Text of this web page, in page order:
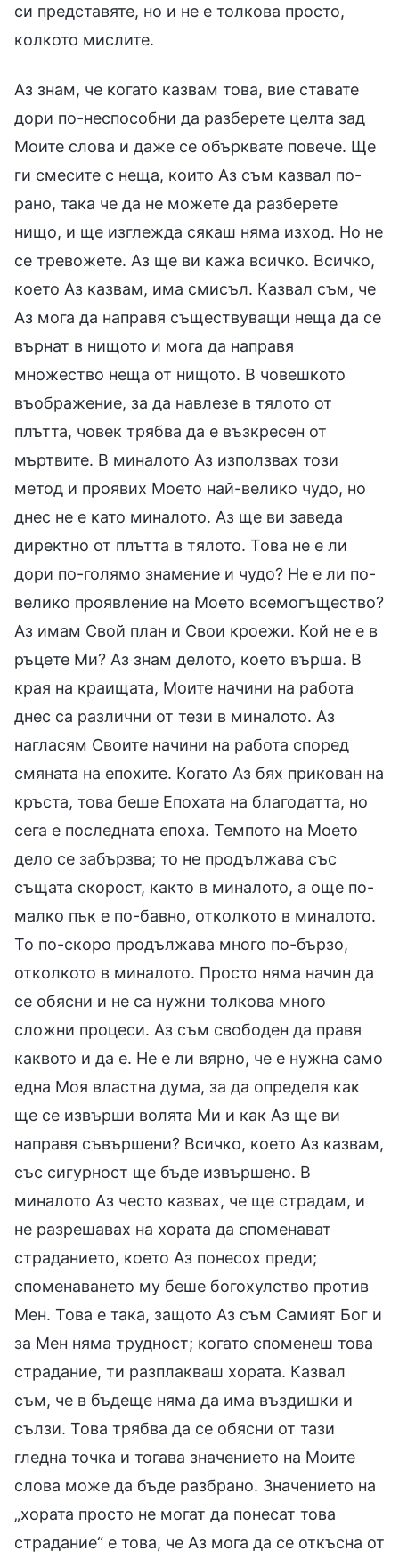
си представяте, но и не е толкова просто,
колкото мислите.
Аз знам, че когато казвам това, вие ставате
дори по-неспособни да разберете целта зад
Моите слова и даже се обърквате повече. Ще
ги смесите с неща, които Аз съм казвал по-
рано, така че да не можете да разберете
нищо, и ще изглежда сякаш няма изход. Но не
се тревожете. Аз ще ви кажа всичко. Всичко,
което Аз казвам, има смисъл. Казвал съм, че
Аз мога да направя съществуващи неща да се
върнат в нищото и мога да направя
множество неща от нищото. В човешкото
въображение, за да навлезе в тялото от
плътта, човек трябва да е възкресен от
мъртвите. В миналото Аз използвах този
метод и проявих Моето най-велико чудо, но
днес не е като миналото. Аз ще ви заведа
директно от плътта в тялото. Това не е ли
дори по-голямо знамение и чудо? Не е ли по-
велико проявление на Моето всемогъщество?
Аз имам Свой план и Свои кроежи. Кой не е в
ръцете Ми? Аз знам делото, което върша. В
края на краищата, Моите начини на работа
днес са различни от тези в миналото. Аз
нагласям Своите начини на работа според
смяната на епохите. Когато Аз бях прикован на
кръста, това беше Епохата на благодатта, но
сега е последната епоха. Темпото на Моето
дело се забързва; то не продължава със
същата скорост, както в миналото, а още по-
малко пък е по-бавно, отколкото в миналото.
То по-скоро продължава много по-бързо,
отколкото в миналото. Просто няма начин да
се обясни и не са нужни толкова много
сложни процеси. Аз съм свободен да правя
каквото и да е. Не е ли вярно, че е нужна само
една Моя властна дума, за да определя как
ще се извърши волята Ми и как Аз ще ви
направя съвършени? Всичко, което Аз казвам,
със сигурност ще бъде извършено. В
миналото Аз често казвах, че ще страдам, и
не разрешавах на хората да споменават
страданието, което Аз понесох преди;
споменаването му беше богохулство против
Мен. Това е така, защото Аз съм Самият Бог и
за Мен няма трудност; когато споменеш това
страдание, ти разплакваш хората. Казвал
съм, че в бъдеще няма да има въздишки и
сълзи. Това трябва да се обясни от тази
гледна точка и тогава значението на Моите
слова може да бъде разбрано. Значението на
„хората просто не могат да понесат това
страдание“ е това, че Аз мога да се откъсна от